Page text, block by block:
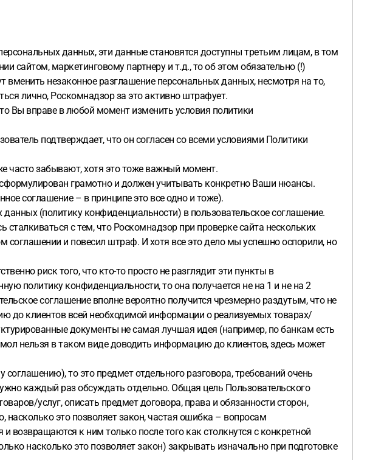
данных, эти данные становятся доступны третьим лицам, в том
сайтом, маркетинговому партнеру и т.д., то об этом обязательно (!)
незаконное разглашение персональных данных, несмотря на то,
лично, Роскомнадзор за это активно штрафует.
Вы вправе в любой момент изменить условия политики
подтверждает, что он согласен со всеми условиями Политики
часто забывают, хотя это тоже важный момент.
грамотно и должен учитывать конкретно Ваши нюансы.
соглашение – в принципе это все одно и тоже).
(политику конфиденциальности) в пользовательское соглашение.
с тем, что Роскомнадзор при проверке сайта нескольких
соглашении и повесил штраф. И хотя все это дело мы успешно оспорили, но
риск того, что кто-то просто не разглядит эти пункты в
политику конфиденциальности, то она получается не на 1 и не на 2
соглашение вполне вероятно получится чрезмерно раздутым, что не
до клиентов всей необходимой информации о реализуемых товарах/
документы не самая лучшая идея (например, по банкам есть
нельзя в таком виде доводить информацию до клиентов, здесь может
то это предмет отдельного разговора, требований очень
каждый раз обсуждать отдельно. Общая цель Пользовательского
услуг, описать предмет договора, права и обязанности сторон,
насколько это позволяет закон, частая ошибка – вопросам
возвращаются к ним только после того как столкнутся с конкретной
насколько это позволяет закон) закрывать изначально при подготовке